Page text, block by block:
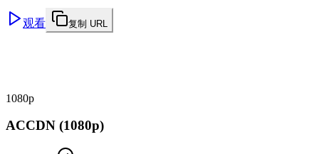
观看 复制 URL
1080p
ACCDN (1080p)